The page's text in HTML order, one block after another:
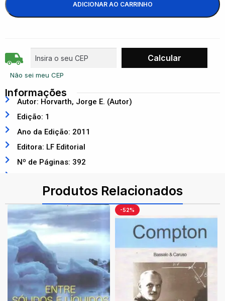
ADICIONAR AO CARRINHO
Não sei meu CEP
Informações
Autor: Horvarth, Jorge E. (Autor)
Edição: 1
Ano da Edição: 2011
Editora: LF Editorial
Nº de Páginas: 392
Produtos Relacionados
-52%